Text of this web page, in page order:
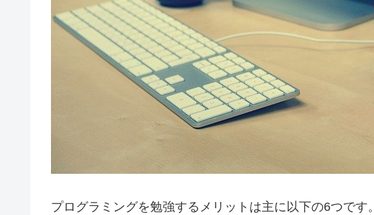
プログラミングを勉強するメリットは主に以下の6つです。